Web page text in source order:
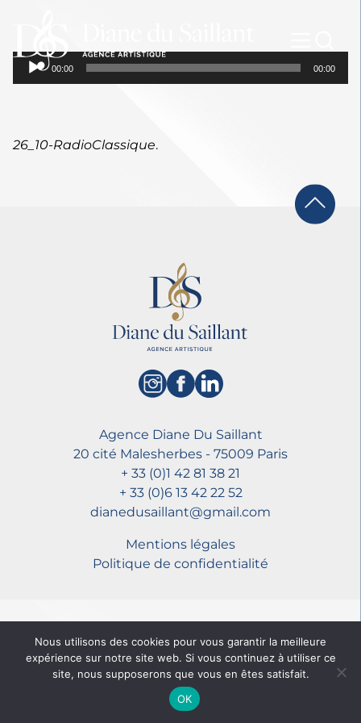
Lecteur
00:00 00:00
26_10-RadioClassique.
Agence Diane Du Saillant
20 cité Malesherbes - 75009 Paris
+ 33 (0)1 42 81 38 21
+ 33 (0)6 13 42 22 52
dianedusaillant@gmail.com
Mentions légales
Politique de confidentialité
Nous utilisons des cookies pour vous garantir la meilleure
expérience sur notre site web. Si vous continuez à utiliser ce
site, nous supposerons que vous en êtes satisfait.
OK